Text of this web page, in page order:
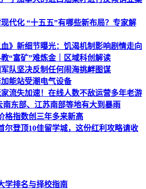
代化 “十五五”有哪些新布局？专家解
血》新细节曝光：饥渴机制影响剧情走向
“富矿”难炼金｜区域科创解读
队坚决反制任何闹海挑衅图谋
能站受潮电气设备
流失加速！在线人数不敌运营多年老游
南东部、江苏南部等地有大到暴雨
格指数创三年多来新高
尔登顶10佳留学城，这份红利攻略请收
学排名与择校指南